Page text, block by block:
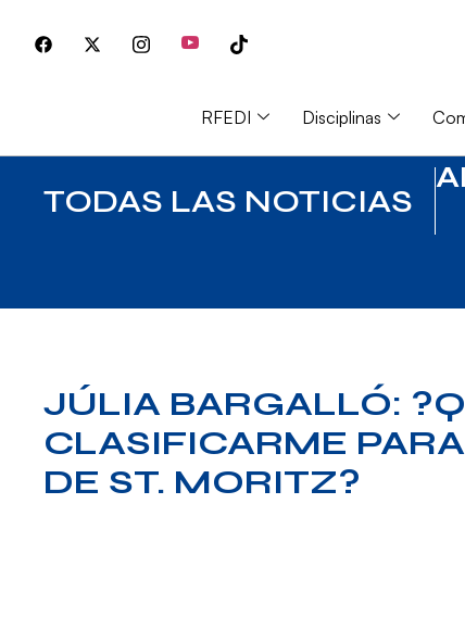
RFEDI Disciplinas
TODAS LAS NOTICIAS
JÚLIA BARGALLÓ:
CLASIFICARME
DE ST. MORITZ?